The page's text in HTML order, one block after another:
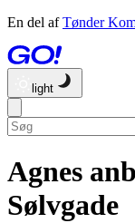
En del af Tønder
light
Agnes
Sølvgade